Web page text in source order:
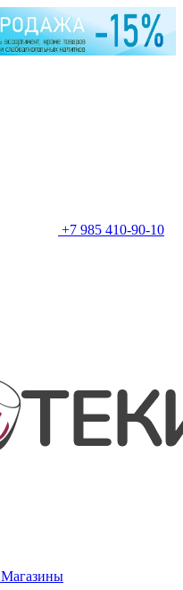
+7 985 410-90-10
Магазины